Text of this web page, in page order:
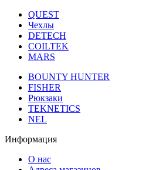
QUEST
Чехлы
DETECH
COILTEK
MARS
BOUNTY HUNTER
FISHER
Рюкзаки
TEKNETICS
NEL
Информация
О нас